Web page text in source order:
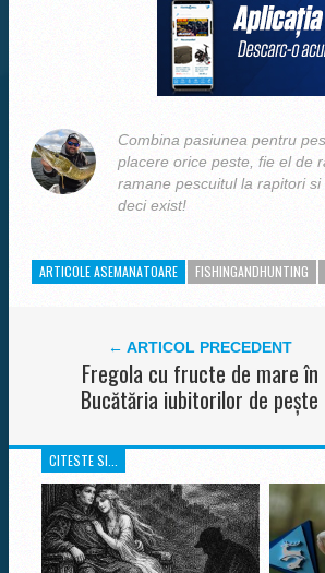
Combina pasiunea pentru
placere orice peste, fie el de
ramane pescuitul la rapitori
deci exist!
ARTICOLE ASEMANATOARE FISHINGANDHUNTING
← ARTICOL PRECEDENT
Fregola cu fructe de mare în
Bucătăria iubitorilor de pește
CITESTE SI...